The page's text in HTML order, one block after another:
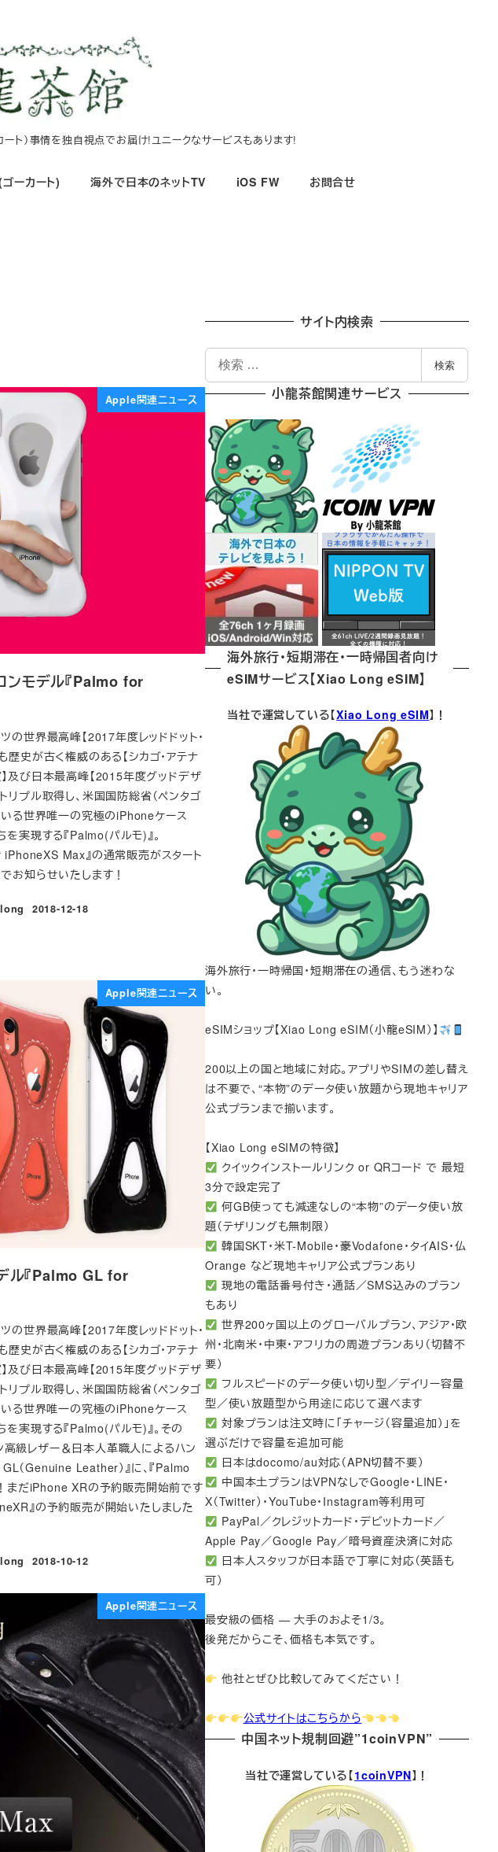
ト）事情を独自視点でお届け!ユニークなサービスもあります!
ーカート) 海外で日本のネットTV iOS FW お問合せ
Apple関連ニュース
モデル『Palmo for
の世界最高峰【2017年度レッドドット・
歴史が古く権威のある【シカゴ・アテナ
及び日本最高峰【2015年度グッドデザ
リプル取得し、米国国防総省（ペンタゴ
る世界唯一の究極のiPhoneケース
を実現する『Palmo(パルモ)』。
Max』の通常販売がスタート
お知らせいたします！
投稿日
2018-12-18
Apple関連ニュース
ル『Palmo GL for
の世界最高峰【2017年度レッドドット・
歴史が古く権威のある【シカゴ・アテナ
及び日本最高峰【2015年度グッドデザ
リプル取得し、米国国防総省（ペンタゴ
る世界唯一の究極のiPhoneケース
を実現する『Palmo(パルモ)』。その
高級レザー＆日本人革職人によるハン
（Genuine Leather）』に、『Palmo
まだiPhone XRの予約販売開始前です
』の予約販売が開始いたしました
投稿日
2018-10-12
Apple関連ニュース
サイト内検索
索
検索
小龍茶館関連サービス
海外旅行・短期滞在・一時帰国者向け
eSIMサービス【Xiao Long eSIM】
当社で運営している【Xiao Long eSIM】！
海外旅行・一時帰国・短期滞在の通信、もう迷わな
い。
eSIMショップ【Xiao Long eSIM（小龍eSIM）】
200以上の国と地域に対応。アプリやSIMの差し替え
は不要で、“本物”のデータ使い放題から現地キャリア
公式プランまで揃います。
【Xiao Long eSIMの特徴】
クイックインストールリンク or QRコード で 最短
3分で設定完了
何GB使っても減速なしの“本物”のデータ使い放
題（テザリングも無制限）
韓国SKT・米T-Mobile・豪Vodafone・タイAIS・仏
Orange など現地キャリア公式プランあり
現地の電話番号付き・通話／SMS込みのプラン
もあり
世界200ヶ国以上のグローバルプラン、アジア・欧
州・北南米・中東・アフリカの周遊プランあり（切替不
要）
フルスピードのデータ使い切り型／デイリー容量
型／使い放題型から用途に応じて選べます
対象プランは注文時に「チャージ（容量追加）」を
選ぶだけで容量を追加可能
日本はdocomo/au対応（APN切替不要）
中国本土プランはVPNなしでGoogle・LINE・
X（Twitter）・YouTube・Instagram等利用可
PayPal／クレジットカード・デビットカード／
Apple Pay／Google Pay／暗号資産決済に対応
日本人スタッフが日本語で丁寧に対応（英語も
可）
最安級の価格 — 大手のおよそ1/3。
後発だからこそ、価格も本気です。
他社とぜひ比較してみてください！
公式サイトはこちらから
中国ネット規制回避”1coinVPN”
当社で運営している【1coinVPN】！